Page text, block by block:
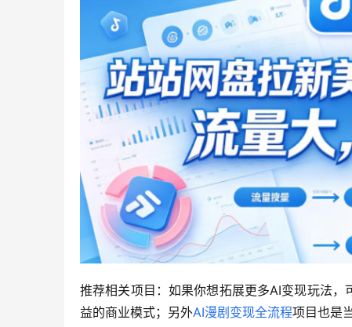
推荐相关项目：如果你想拓展更多AI变现玩法，
益的商业模式；另外AI漫剧变现全流程项目也是